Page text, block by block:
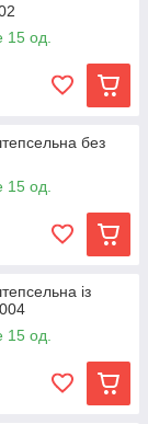
15 од.
без
15 од.
із
15 од.